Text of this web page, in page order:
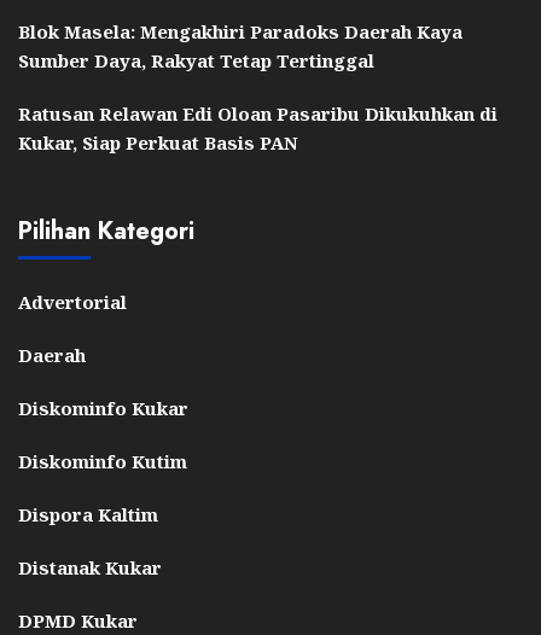
Blok Masela: Mengakhiri Paradoks Daerah Kaya
Sumber Daya, Rakyat Tetap Tertinggal
Ratusan Relawan Edi Oloan Pasaribu Dikukuhkan di
Kukar, Siap Perkuat Basis PAN
Pilihan Kategori
Advertorial
Daerah
Diskominfo Kukar
Diskominfo Kutim
Dispora Kaltim
Distanak Kukar
DPMD Kukar